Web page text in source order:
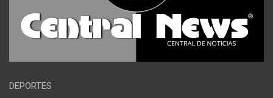
DEPORTES